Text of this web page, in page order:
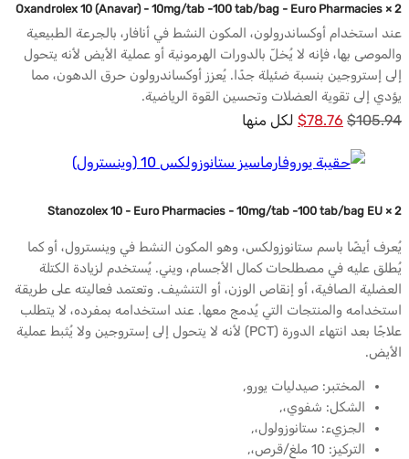
Oxandrolex 10 (Anavar) - 10mg/tab -100 tab/bag - Euro Pharmacies × 2
عند استخدام أوكساندرولون، المكون النشط في أنافار، بالجرعة الطبيعية
والموصى بها، فإنه لا يُخلّ بالدورات الهرمونية أو عملية الأيض لأنه يتحول
إلى إستروجين بنسبة ضئيلة جدًا. يُعزز أوكساندرولون حرق الدهون، مما
يؤدي إلى تقوية العضلات وتحسين القوة الرياضية.
$105.94
السعر
كان:
$105.94.
$78.76 السعر
هو:
لكل منها
Stanozolex 10 - Euro Pharmacies - 10mg/tab -100 tab/bag EU × 2
يُعرف أيضًا باسم ستانوزولكس، وهو المكون النشط في وينسترول، أو كما
يُطلق عليه في مصطلحات كمال الأجسام، ويني. يُستخدم لزيادة الكتلة
العضلية الصافية، أو إنقاص الوزن، أو التنشيف. وتعتمد فعاليته على طريقة
استخدامه والمنتجات التي يُدمج معها. عند استخدامه بمفرده، لا يتطلب
علاجًا بعد انتهاء الدورة (PCT) لأنه لا يتحول إلى إستروجين ولا يُثبط عملية
الأيض.
المختبر: صيدليات يورو,
الشكل: شفوي،,
الجزيء: ستانوزولول،,
التركيز: 10 ملغ/قرص،,